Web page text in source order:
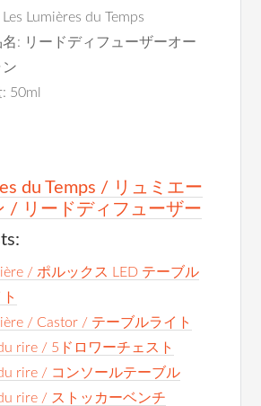
Lumières du Temps
名: リードディフューザーオー
ン
50ml
du Temps / リュミエー
/ リードディフューザー
/ ポルックス LED テーブル
/ Castor / テーブルライト
rire / 5ドロワーチェスト
rire / コンソールテーブル
rire / ストッカーベンチ